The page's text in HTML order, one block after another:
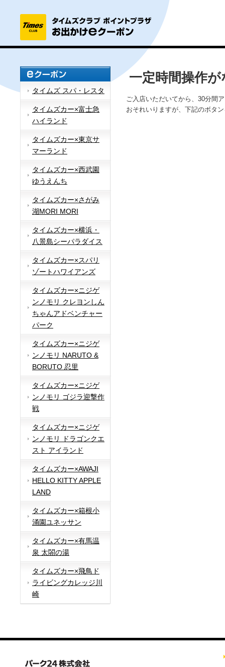
タイムズ スパ・レスタ
タイムズカー×富士急
ハイランド
タイムズカー×東京サ
マーランド
タイムズカー×西武園
ゆうえんち
タイムズカー×さがみ
湖MORI MORI
タイムズカー×横浜・
八景島シーパラダイス
タイムズカー×スパリ
ゾートハワイアンズ
タイムズカー×ニジゲ
ンノモリ クレヨンしん
ちゃんアドベンチャー
パーク
タイムズカー×ニジゲ
ンノモリ NARUTO &
BORUTO 忍里
タイムズカー×ニジゲ
ンノモリ ゴジラ迎撃作
戦
タイムズカー×ニジゲ
ンノモリ ドラゴンクエ
スト アイランド
タイムズカー×AWAJI
HELLO KITTY APPLE
LAND
タイムズカー×箱根小
涌園ユネッサン
タイムズカー×有馬温
泉 太閤の湯
タイムズカー×飛鳥ド
ライビングカレッジ川
崎
一定時間操作
ご入店いただいてから、30分間
おそれいりますが、下記のボタ